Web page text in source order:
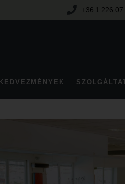
+36 1 226 07
KEDVEZMÉNYEK